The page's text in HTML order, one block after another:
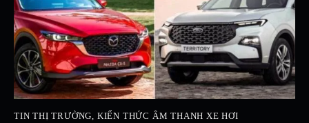
TIN THỊ TRƯỜNG, KIẾN THỨC ÂM THANH XE HƠI